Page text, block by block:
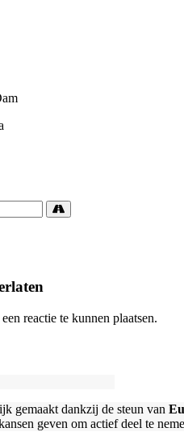
reactie te kunnen plaatsen.
gemaakt dankzij de steun van
geven om actief deel te